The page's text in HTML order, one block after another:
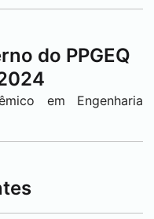
do PPGEQ
em Engenharia